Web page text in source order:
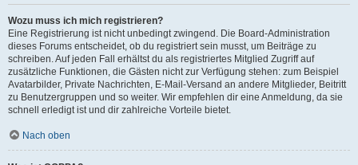
Wozu muss ich mich registrieren?
Eine Registrierung ist nicht unbedingt zwingend. Die Board-Administration
dieses Forums entscheidet, ob du registriert sein musst, um Beiträge zu
schreiben. Auf jeden Fall erhältst du als registriertes Mitglied Zugriff auf
zusätzliche Funktionen, die Gästen nicht zur Verfügung stehen: zum Beispiel
Avatarbilder, Private Nachrichten, E-Mail-Versand an andere Mitglieder, Beitritt
zu Benutzergruppen und so weiter. Wir empfehlen dir eine Anmeldung, da sie
schnell erledigt ist und dir zahlreiche Vorteile bietet.
Nach oben